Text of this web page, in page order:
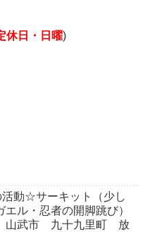
休日・日曜)
活動☆サーキット（少し
エル・忍者の開脚跳び）
武市 九十九里町 放